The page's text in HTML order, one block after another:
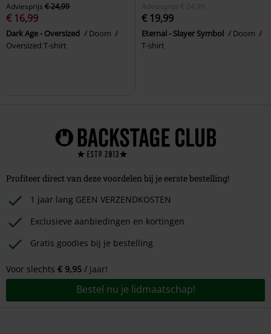
Adviesprijs € 24,99
€ 16,99
Dark Age - Oversized
Doom
Oversized T-shirt
Adviesprijs
€ 24,99
€ 19,99
Eternal - Slayer Symbol
Doom
T-shirt
Profiteer direct van deze voordelen bij je eerste bestelling!
1 jaar lang GEEN VERZENDKOSTEN
Exclusieve aanbiedingen en kortingen
Gratis goodies bij je bestelling
Voor slechts € 9,95 jaar!
Bestel nu je lidmaatschap!